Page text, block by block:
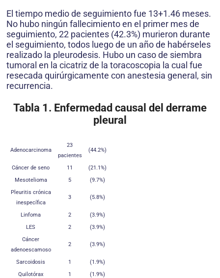
El tiempo medio de seguimiento fue 13+1.46 meses.
No hubo ningún fallecimiento en el primer mes de
seguimiento, 22 pacientes (42.3%) murieron durante
el seguimiento, todos luego de un año de habérseles
realizado la pleurodesis. Hubo un caso de siembra
tumoral en la cicatriz de la toracoscopia la cual fue
resecada quirúrgicamente con anestesia general, sin
recurrencia.
Tabla 1. Enfermedad causal del derrame
pleural
Adenocarcinoma
23
pacientes
(44.2%)
Cáncer de seno 11
(21.1%)
Mesotelioma
5
(9.7%)
Pleuritis crónica
inespecífica
3 (5.8%)
Linfoma 2
(3.9%)
LES
2
(3.9%)
Cáncer
adenoescamoso
2 (3.9%)
Sarcoidosis 1
(1.9%)
Quilotórax
1
(1.9%)